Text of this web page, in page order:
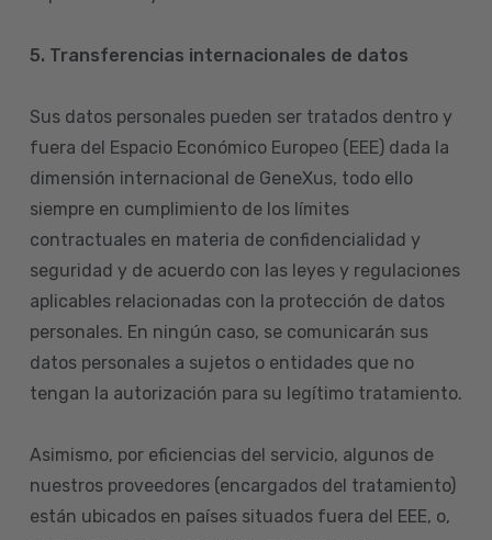
5. Transferencias internacionales de datos
Sus datos personales pueden ser tratados dentro y
fuera del Espacio Económico Europeo (EEE) dada la
dimensión internacional de GeneXus, todo ello
siempre en cumplimiento de los límites
contractuales en materia de confidencialidad y
seguridad y de acuerdo con las leyes y regulaciones
aplicables relacionadas con la protección de datos
personales. En ningún caso, se comunicarán sus
datos personales a sujetos o entidades que no
tengan la autorización para su legítimo tratamiento.
Asimismo, por eficiencias del servicio, algunos de
nuestros proveedores (encargados del tratamiento)
están ubicados en países situados fuera del EEE, o,